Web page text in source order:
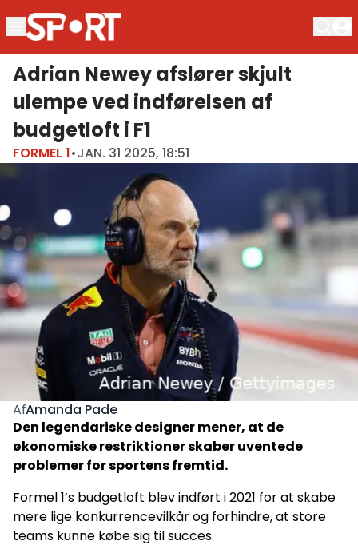
Adrian Newey afslører skjult
ulempe ved indførelsen af
budgetloft i F1
FORMEL 1•JAN. 31 2025, 18:51
AfAmanda Pade
Den legendariske designer mener, at de
økonomiske restriktioner skaber uventede
problemer for sportens fremtid.
Formel 1’s budgetloft blev indført i 2021 for at skabe
mere lige konkurrencevilkår og forhindre, at store
teams kunne købe sig til succes.